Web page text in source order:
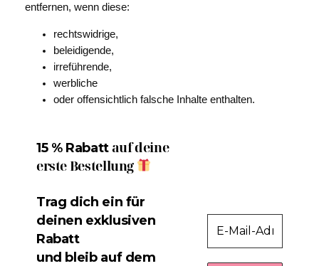
entfernen, wenn diese:
rechtswidrige,
beleidigende,
irreführende,
werbliche
oder offensichtlich falsche Inhalte enthalten.
15 % Rabattauf deine
erste Bestellung
Trag dich ein für
deinen exklusiven
Rabatt
und bleib auf dem